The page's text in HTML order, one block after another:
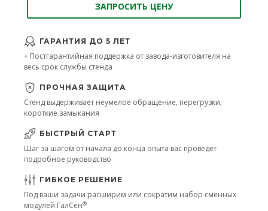
ЗАПРОСИТЬ ЦЕНУ
ГАРАНТИЯ ДО 5 ЛЕТ
+ Постгарантийная поддержка от завода-изготовителя на
весь срок службы стенда
ПРОЧНАЯ ЗАЩИТА
Стенд выдерживает неумелое обращение, перегрузки,
короткие замыкания
БЫСТРЫЙ СТАРТ
Шаг за шагом от начала до конца опыта вас проведет
подробное руководство
ГИБКОЕ РЕШЕНИЕ
Под ваши задачи расширим или сократим набор сменных
модулей ГалСен®